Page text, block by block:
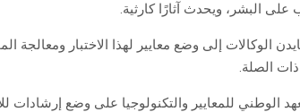
على البشر، ويحدث آثارًا كارثية.
الوكالات إلى وضع معايير لهذا الاختبار ومعالجة
الصلة.
الوطني للمعايير والتكنولوجيا على وضع إرشادات